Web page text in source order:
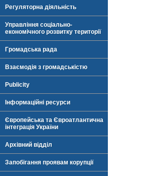
Регуляторна діяльність
Управління соціально-
економічного розвитку території
Громадська рада
Взаємодія з громадськістю
Publicity
Інформаційні ресурси
Європейська та Євроатлантична
інтеграція України
Архівний відділ
Запобігання проявам корупції